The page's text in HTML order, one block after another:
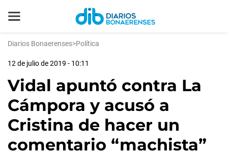
Diarios Bonaerenses>Política
12 de julio de 2019 - 10:11
Vidal apuntó contra La
Cámpora y acusó a
Cristina de hacer un
comentario “machista”